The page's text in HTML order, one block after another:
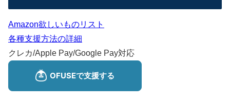
Amazon欲しいものリスト
各種支援方法の詳細
クレカ/Apple Pay/Google Pay対応